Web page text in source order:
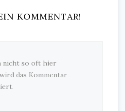
KOMMENTAR!